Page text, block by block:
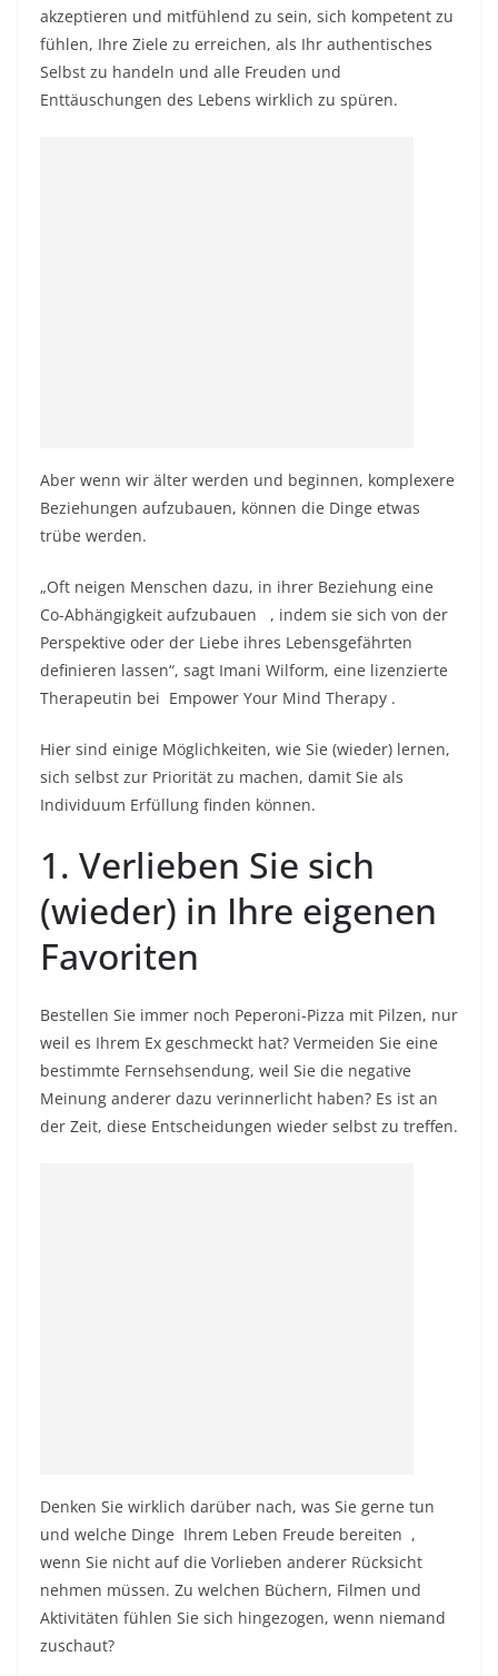
akzeptieren und mitfühlend zu sein, sich kompetent zu
fühlen, Ihre Ziele zu erreichen, als Ihr authentisches
Selbst zu handeln und alle Freuden und
Enttäuschungen des Lebens wirklich zu spüren.
Aber wenn wir älter werden und beginnen, komplexere
Beziehungen aufzubauen, können die Dinge etwas
trübe werden.
„Oft neigen Menschen dazu, in ihrer Beziehung eine
Co-Abhängigkeit aufzubauen
, indem sie sich von der
Perspektive oder der Liebe ihres Lebensgefährten
definieren lassen“, sagt Imani Wilform, eine lizenzierte
Therapeutin bei Empower Your Mind Therapy .
Hier sind einige Möglichkeiten, wie Sie (wieder) lernen,
sich selbst zur Priorität zu machen, damit Sie als
Individuum Erfüllung finden können.
1. Verlieben Sie sich
(wieder) in Ihre eigenen
Favoriten
Bestellen Sie immer noch Peperoni-Pizza mit Pilzen, nur
weil es Ihrem Ex geschmeckt hat? Vermeiden Sie eine
bestimmte Fernsehsendung, weil Sie die negative
Meinung anderer dazu verinnerlicht haben? Es ist an
der Zeit, diese Entscheidungen wieder selbst zu treffen.
Denken Sie wirklich darüber nach, was Sie gerne tun
und welche Dinge Ihrem Leben Freude bereiten ,
wenn Sie nicht auf die Vorlieben anderer Rücksicht
nehmen müssen. Zu welchen Büchern, Filmen und
Aktivitäten fühlen Sie sich hingezogen, wenn niemand
zuschaut?